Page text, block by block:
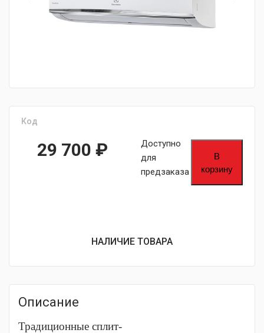
Код
29 700 ₽
Доступно
для
предзаказа
В
корзину
НАЛИЧИЕ ТОВАРА
Описание
Традиционные сплит-